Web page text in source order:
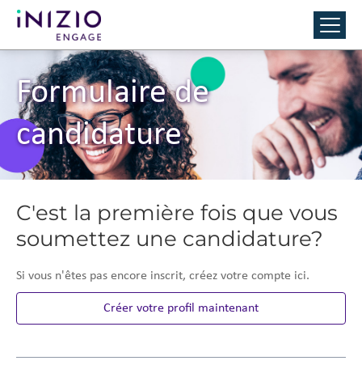
Formulaire de
candidature
C'est la première fois que vous
soumettez une candidature?
Si vous n'êtes pas encore inscrit, créez votre compte ici.
Créer votre profil maintenant